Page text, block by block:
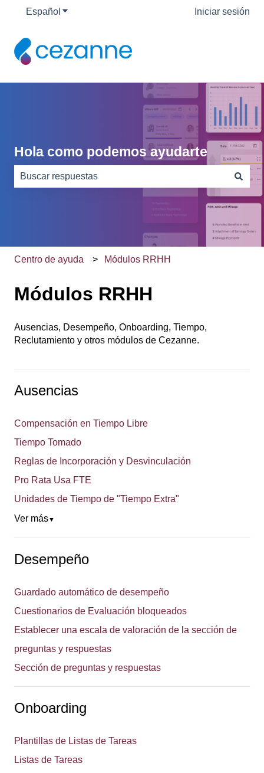
Español Traducciones de Mostrar submenú deIniciar sesión
Hola como podemos ayudarte
No hay sugerencias porque el campo de búsqueda
Centro de ayuda Módulos RRHH
Módulos RRHH
Ausencias, Desempeño, Onboarding, Tiempo,
Reclutamiento y otros módulos de Cezanne.
Ausencias
Compensación en Tiempo Libre
Tiempo Tomado
Reglas de Incorporación y Desvinculación
Pro Rata Usa FTE
Unidades de Tiempo de "Tiempo Extra"
Ver más▼
Desempeño
Guardado automático de desempeño
Cuestionarios de Evaluación bloqueados
Establecer una escala de valoración de la sección de
preguntas y respuestas
Sección de preguntas y respuestas
Onboarding
Plantillas de Listas de Tareas
Listas de Tareas